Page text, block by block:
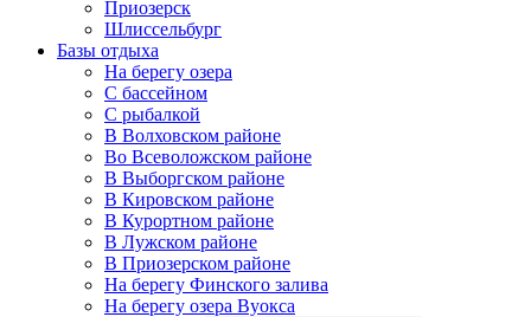
Приозерск
Шлиссельбург
Базы отдыха
На берегу озера
C бассейном
С рыбалкой
В Волховском районе
Во Всеволожском районе
В Выборгском районе
В Кировском районе
В Курортном районе
В Лужском районе
В Приозерском районе
На берегу Финского залива
На берегу озера Вуокса